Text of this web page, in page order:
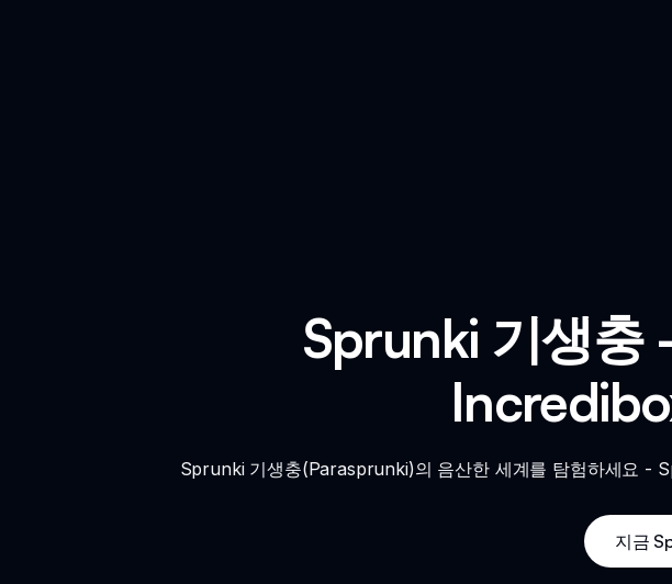
Sprunki 기생충
Sprunki 기생충(Parasprunki)의 음산한 세계를 탐험하세요 -
지금